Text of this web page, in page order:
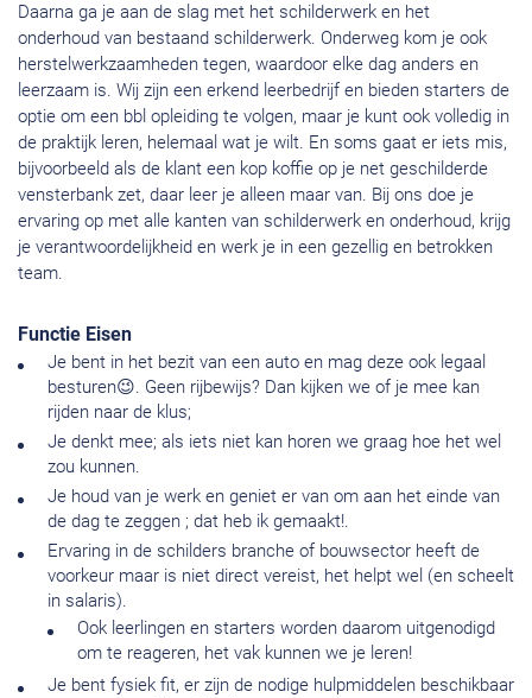
Daarna ga je aan de slag met het schilderwerk en het
onderhoud van bestaand schilderwerk. Onderweg kom je ook
herstelwerkzaamheden tegen, waardoor elke dag anders en
leerzaam is. Wij zijn een erkend leerbedrijf en bieden starters de
optie om een bbl opleiding te volgen, maar je kunt ook volledig in
de praktijk leren, helemaal wat je wilt. En soms gaat er iets mis,
bijvoorbeeld als de klant een kop koffie op je net geschilderde
vensterbank zet, daar leer je alleen maar van. Bij ons doe je
ervaring op met alle kanten van schilderwerk en onderhoud, krijg
je verantwoordelijkheid en werk je in een gezellig en betrokken
team.
Functie Eisen
Je bent in het bezit van een auto en mag deze ook legaal
besturen😉. Geen rijbewijs? Dan kijken we of je mee kan
rijden naar de klus;
Je denkt mee; als iets niet kan horen we graag hoe het wel
zou kunnen.
Je houd van je werk en geniet er van om aan het einde van
de dag te zeggen ; dat heb ik gemaakt!.
Ervaring in de schilders branche of bouwsector heeft de
voorkeur maar is niet direct vereist, het helpt wel (en scheelt
in salaris).
Ook leerlingen en starters worden daarom uitgenodigd
om te reageren, het vak kunnen we je leren!
Je bent fysiek fit, er zijn de nodige hulpmiddelen beschikbaar